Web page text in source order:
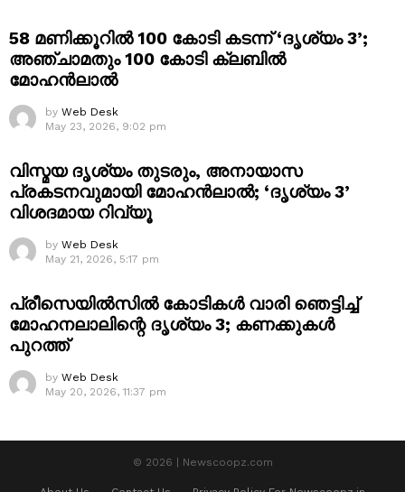
58 മണിക്കൂറിൽ 100 കോടി കടന്ന് ‘ദൃശ്യം 3’;
അഞ്ചാമതും 100 കോടി ക്ലബിൽ
മോഹൻലാൽ
by Web Desk
May 23, 2026, 9:02 pm
വിസ്മയ ദൃശ്യം തുടരും, അനായാസ
പ്രകടനവുമായി മോഹൻലാൽ; ‘ദൃശ്യം 3’
വിശദമായ റിവ്യൂ
by Web Desk
May 21, 2026, 5:17 pm
പ്രീസെയിൽസിൽ കോടികൾ വാരി ഞെട്ടിച്ച്
മോഹനലാലിന്റെ ദൃശ്യം 3; കണക്കുകൾ
പുറത്ത്
by Web Desk
May 20, 2026, 11:37 pm
© 2026 | Newscoopz.com